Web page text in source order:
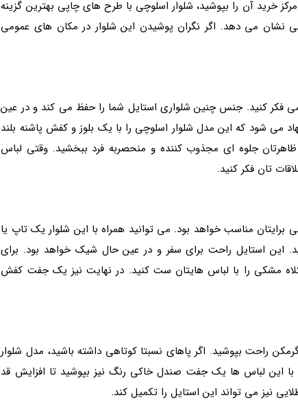
خرید آن را بپوشید، شلوار اسلوچی با طرح های چاپی بهترین گزینه
نشان می دهد. اگر نگران پوشیدن این شلوار در مکان های عمومی
فکر کنید. جنس چنین شلواری استایل شما را حفظ می کند و در عین
می شود که این مدل شلوار اسلوچی را با یک بلوز و کفش پاشنه بلند
جلوه ای مجذوب کننده و منحصربه فرد ببخشید. وقتی لباس
تان فکر کنید.
برایتان مناسب خواهد بود. می توانید همراه با این شلوار یک تاپ یا
این استایل راحت برای سفر و در عین حال شیک خواهد بود. برای
مشکی را با لباس هایتان ست کنید. در نهایت نیز یک جفت کفش
راحت بپوشید. اگر پاهای نسبتا کوتاهی داشته باشید، مدل شلوار
با این لباس ها یک جفت صندل خاکی رنگ نیز بپوشید تا افزایش قد
نیز می تواند این استایل را تکمیل کند.